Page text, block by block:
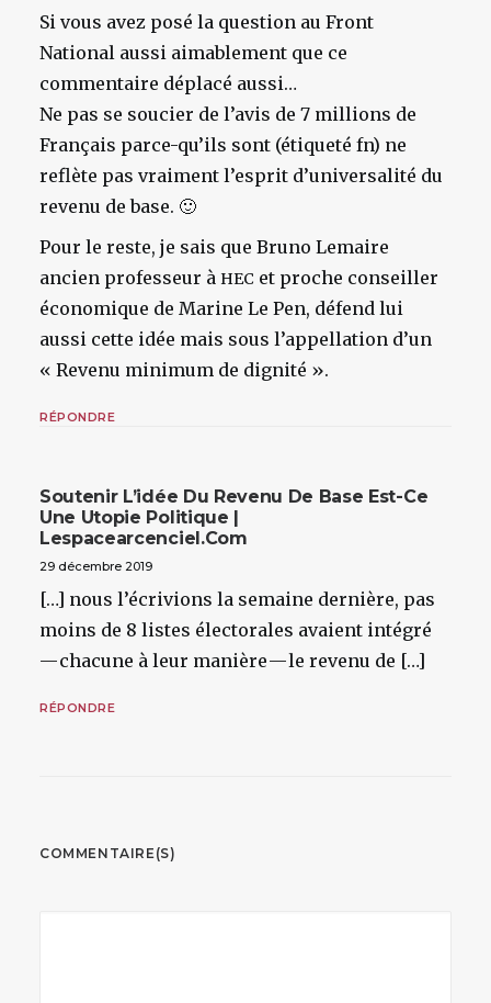
Si vous avez posé la question au Front
National aussi aimablement que ce
commentaire déplacé aussi…
Ne pas se soucier de l’avis de 7 millions de
Français parce-qu’ils sont (étiqueté fn) ne
reflète pas vraiment l’esprit d’universalité du
revenu de base. 🙂
Pour le reste, je sais que Bruno Lemaire
ancien professeur à HEC et proche conseiller
économique de Marine Le Pen, défend lui
aussi cette idée mais sous l’appellation d’un
« Revenu minimum de dignité ».
RÉPONDRE
Soutenir L’idée Du Revenu De Base Est-Ce
Une Utopie Politique |
Lespacearcenciel.com
29 décembre 2019
[…] nous l’écrivions la semaine dernière, pas
moins de 8 listes électorales avaient intégré
— chacune à leur manière — le revenu de […]
RÉPONDRE
COMMENTAIRE(S)